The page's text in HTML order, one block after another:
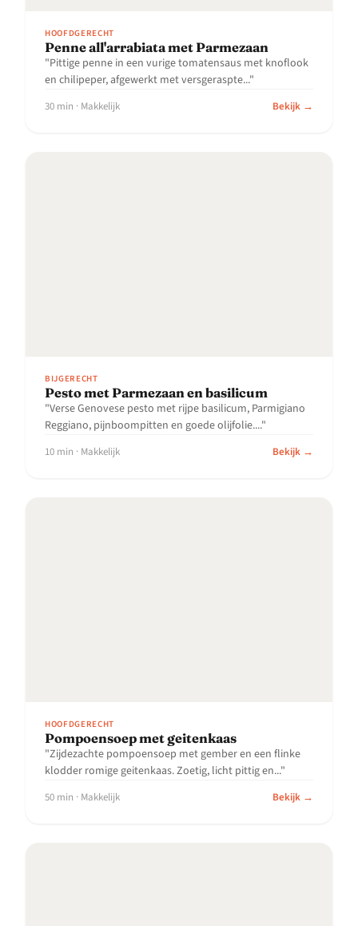
HOOFDGERECHT
Penne all'arrabiata met Parmezaan
"Pittige penne in een vurige tomatensaus met knoflook
en chilipeper, afgewerkt met versgeraspte..."
30 min · Makkelijk Bekijk →
BIJGERECHT
Pesto met Parmezaan en basilicum
"Verse Genovese pesto met rijpe basilicum, Parmigiano
Reggiano, pijnboompitten en goede olijfolie...."
10 min · Makkelijk Bekijk →
HOOFDGERECHT
Pompoensoep met geitenkaas
"Zijdezachte pompoensoep met gember en een flinke
klodder romige geitenkaas. Zoetig, licht pittig en..."
50 min · Makkelijk Bekijk →